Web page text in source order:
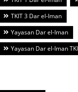
TKIT 3 Dar el-Iman
Yayasan Dar el-Iman
Yayasan Dar el-Iman